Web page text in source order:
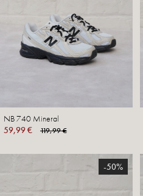
NB 740 Mineral
59,99 €
119,99 €
-50%